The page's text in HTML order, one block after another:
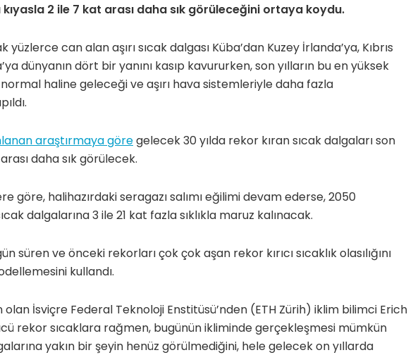
kıyasla 2 ile 7 kat arası daha sık görüleceğini ortaya koydu.
yüzlerce can alan aşırı sıcak dalgası Küba’dan Kuzey İrlanda’ya, Kıbrıs
dünyanın dört bir yanını kasıp kavururken, son yılların bu en yüksek
normal haline geleceği ve aşırı hava sistemleriyle daha fazla
araştırmaya göregelecek 30 yılda rekor kıran sıcak dalgaları son
daha sık görülecek.
göre, halihazırdaki seragazı salımı eğilimi devam ederse, 2050
dalgalarına 3 ile 21 kat fazla sıklıkla maruz kalınacak.
süren ve önceki rekorları çok çok aşan rekor kırıcı sıcaklık olasılığını
kullandı.
İsviçre Federal Teknoloji Enstitüsü’nden (ETH Zürih) iklim bilimci Erich
rekor sıcaklara rağmen, bugünün ikliminde gerçekleşmesi mümkün
yakın bir şeyin henüz görülmediğini, hele gelecek on yıllarda